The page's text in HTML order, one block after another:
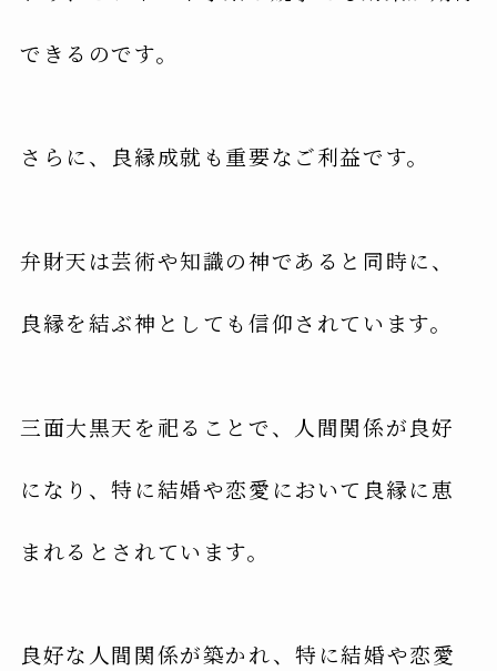
できるのです。
さらに、良縁成就も重要なご利益です。
弁財天は芸術や知識の神であると同時に、
良縁を結ぶ神としても信仰されています。
三面大黒天を祀ることで、人間関係が良好
になり、特に結婚や恋愛において良縁に恵
まれるとされています。
良好な人間関係が築かれ、特に結婚や恋愛